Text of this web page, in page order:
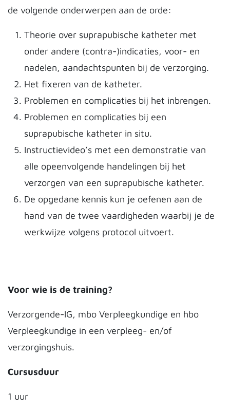
de volgende onderwerpen aan de orde:
Theorie over suprapubische katheter met
onder andere (contra-)indicaties, voor- en
nadelen, aandachtspunten bij de verzorging.
Het fixeren van de katheter.
Problemen en complicaties bij het inbrengen.
Problemen en complicaties bij een
suprapubische katheter in situ.
Instructievideo’s met een demonstratie van
alle opeenvolgende handelingen bij het
verzorgen van een suprapubische katheter.
De opgedane kennis kun je oefenen aan de
hand van de twee vaardigheden waarbij je de
werkwijze volgens protocol uitvoert.
Voor wie is de training?
Verzorgende-IG, mbo Verpleegkundige en hbo
Verpleegkundige in een verpleeg- en/of
verzorgingshuis.
Cursusduur
1 uur